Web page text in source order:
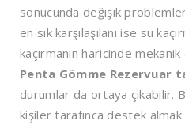
sonucunda değişik
en sık karşılaşılanı ise su
kaçırmanın haricinde
Penta Gömme Rezervuar
durumlar da ortaya çıkabilir.
kişiler tarafınca destek